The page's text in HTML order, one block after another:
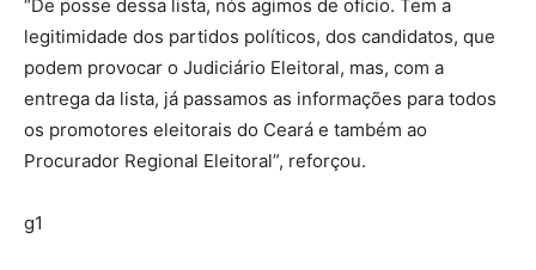
“De posse dessa lista, nós agimos de ofício. Tem a
legitimidade dos partidos políticos, dos candidatos, que
podem provocar o Judiciário Eleitoral, mas, com a
entrega da lista, já passamos as informações para todos
os promotores eleitorais do Ceará e também ao
Procurador Regional Eleitoral”, reforçou.
g1